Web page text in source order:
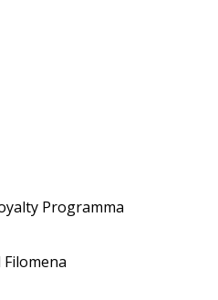
Programma